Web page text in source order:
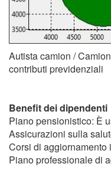
Autista camion /
contributi previdenziali
Benefit dei dipendenti
Piano pensionistico: È
Assicurazioni sulla
Corsi di
Piano professionale di